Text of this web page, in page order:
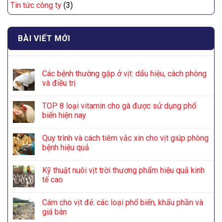
Tin tức công ty (3)
BÀI VIẾT MỚI
Các bệnh thường gặp ở vịt: dấu hiệu, cách phòng
và điều trị
TOP 8 loại vitamin cho gà được sử dụng phổ
biến hiện nay
Quy trình và cách tiêm vắc xin cho vịt giúp phòng
bệnh hiệu quả
Kỹ thuật nuôi vịt trời thương phẩm hiệu quả kinh
tế cao
Cám cho vịt đẻ: các loại phổ biến, khẩu phần và
giá bán